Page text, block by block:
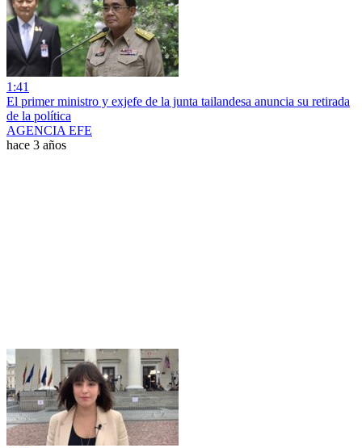
1:41
El primer ministro y exjefe de la junta tailandesa anuncia su retirada
de la política
AGENCIA EFE
hace 3 años